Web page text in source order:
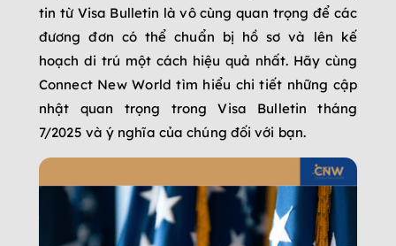
tin từ Visa Bulletin là vô cùng quan trọng để các
đương đơn có thể chuẩn bị hồ sơ và lên kế
hoạch di trú một cách hiệu quả nhất. Hãy cùng
Connect New World tìm hiểu chi tiết những cập
nhật quan trọng trong Visa Bulletin tháng
7/2025 và ý nghĩa của chúng đối với bạn.